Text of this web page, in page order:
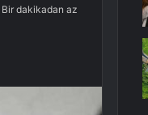
Bir dakikadan az